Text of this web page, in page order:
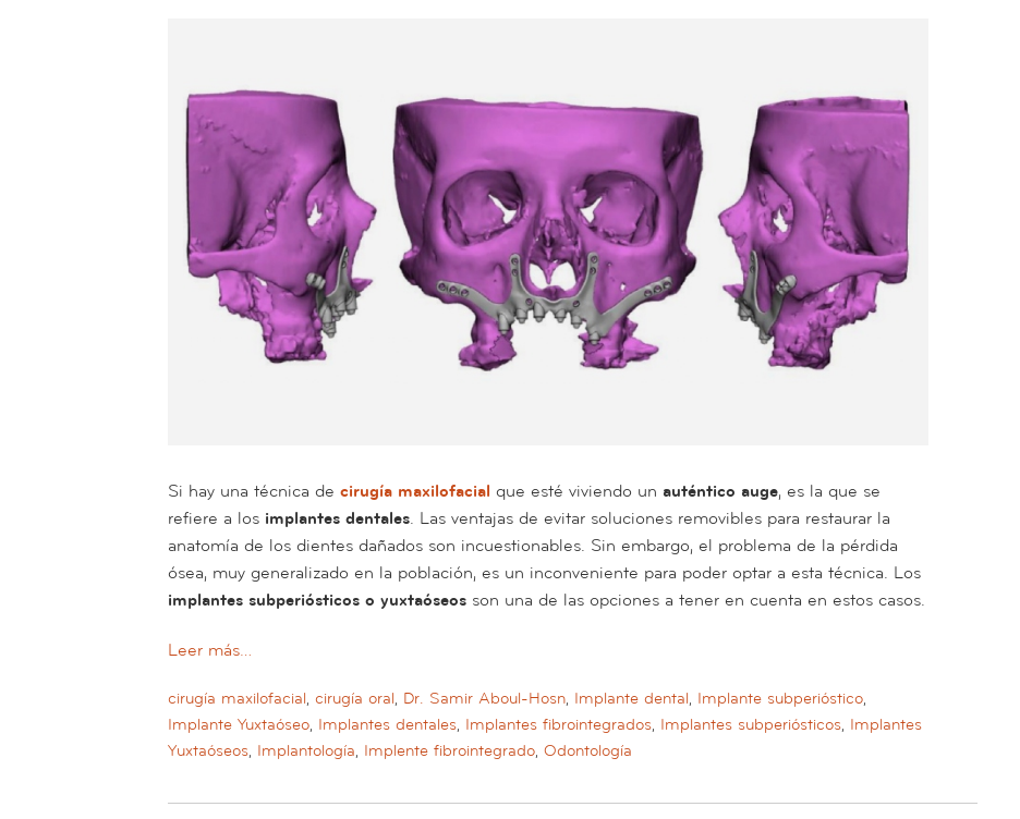
Si hay una técnica de cirugía maxilofacial que esté viviendo un auténtico auge, es la que se
refiere a los implantes dentales. Las ventajas de evitar soluciones removibles para restaurar la
anatomía de los dientes dañados son incuestionables. Sin embargo, el problema de la pérdida
ósea, muy generalizado en la población, es un inconveniente para poder optar a esta técnica. Los
implantes subperiósticos o yuxtaóseos son una de las opciones a tener en cuenta en estos casos.
Leer más…
cirugía maxilofacial, cirugía oral, Dr. Samir Aboul-Hosn, Implante dental, Implante subperióstico,
Implante Yuxtaóseo, Implantes dentales, Implantes fibrointegrados, Implantes subperiósticos, Implantes
Yuxtaóseos, Implantología, Implente fibrointegrado, Odontología